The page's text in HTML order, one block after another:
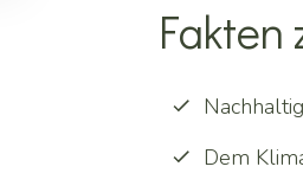
Fakten
Dem